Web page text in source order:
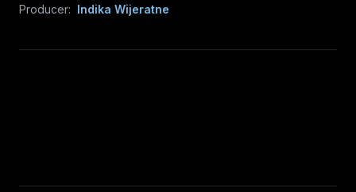
Producer: Indika Wijeratne